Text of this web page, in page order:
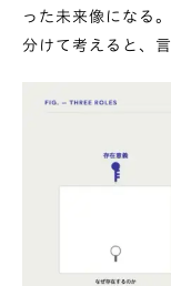
った未来像になる
分けて考えると、